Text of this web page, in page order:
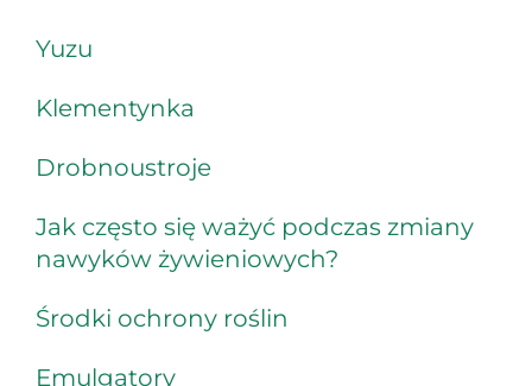
Yuzu
Klementynka
Drobnoustroje
Jak często się ważyć podczas zmiany
nawyków żywieniowych?
Środki ochrony roślin
Emulgatory